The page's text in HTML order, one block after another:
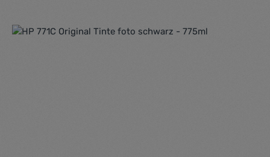
Bildergalerie überspringen